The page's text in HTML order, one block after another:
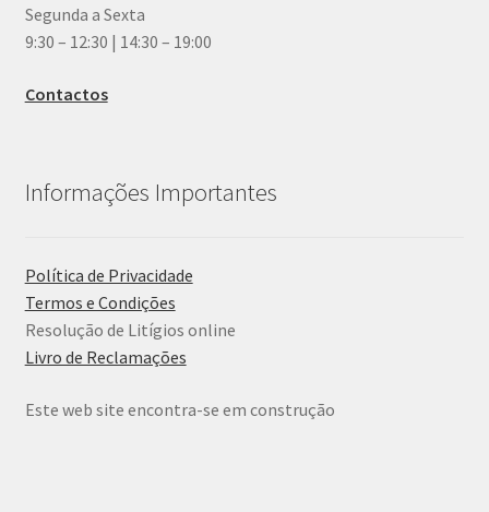
Segunda a Sexta
9:30 – 12:30 | 14:30 – 19:00
Contactos
Informações Importantes
Política de Privacidade
Termos e Condições
Resolução de Litígios online
Livro de Reclamações
Este web site encontra-se em construção